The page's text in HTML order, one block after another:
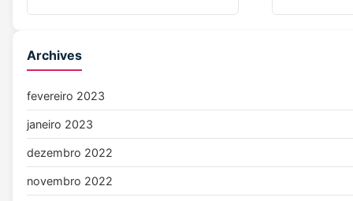
Archives
fevereiro 2023
janeiro 2023
dezembro 2022
novembro 2022